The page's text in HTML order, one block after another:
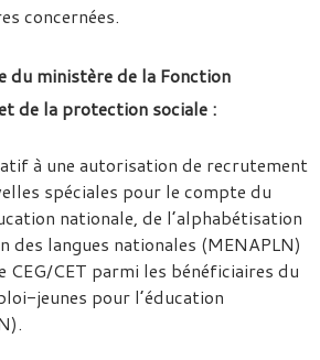
concernées.
du ministère de la Fonction
de la protection sociale :
à une autorisation de recrutement
spéciales pour le compte du
nationale, de l’alphabétisation
des langues nationales (MENAPLN)
CEG/CET parmi les bénéficiaires du
jeunes pour l’éducation